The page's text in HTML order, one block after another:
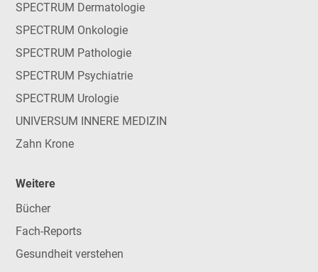
SPECTRUM Dermatologie
SPECTRUM Onkologie
SPECTRUM Pathologie
SPECTRUM Psychiatrie
SPECTRUM Urologie
UNIVERSUM INNERE MEDIZIN
Zahn Krone
Weitere
Bücher
Fach-Reports
Gesundheit verstehen